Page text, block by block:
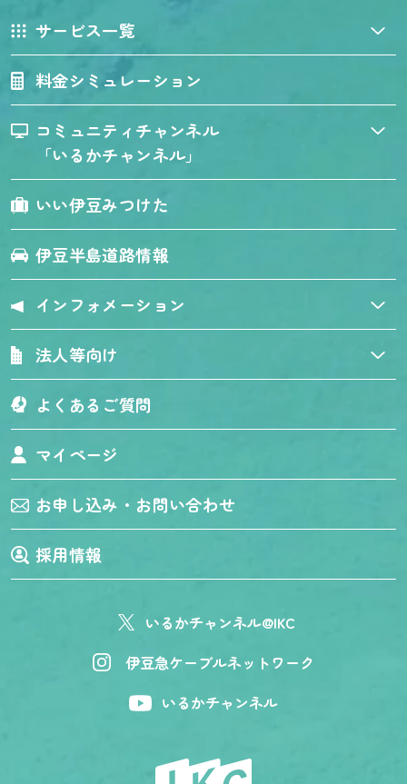
サービス一覧
料金シミュレーション
コミュニティチャンネル
「いるかチャンネル」
いい伊豆みつけた
伊豆半島道路情報
インフォメーション
法人等向け
よくあるご質問
マイページ
お申し込み・お問い合わせ
採用情報
いるかチャンネル@IKC
伊豆急ケーブルネットワーク
いるかチャンネル